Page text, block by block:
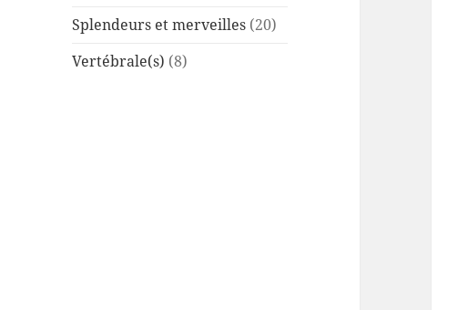
Splendeurs et merveilles (20)
Vertébrale(s) (8)